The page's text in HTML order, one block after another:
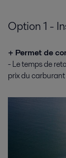
Option 1 -
+ Permet de
- Le temps de
prix du